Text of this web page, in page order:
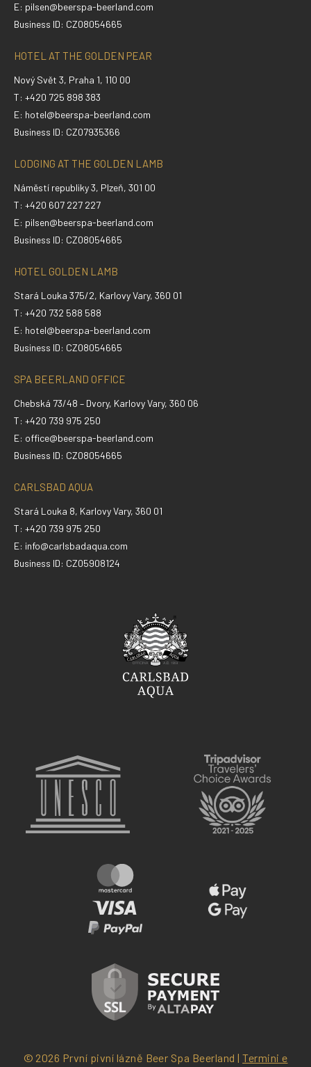
E: pilsen@beerspa-beerland.com
Business ID: CZ08054665
HOTEL AT THE GOLDEN PEAR
Nový Svět 3, Praha 1, 110 00
T: +420 725 898 383
E: hotel@beerspa-beerland.com
Business ID: CZ07935366
LODGING AT THE GOLDEN LAMB
Náměstí republiky 3, Plzeň, 301 00
T: +420 607 227 227
E: pilsen@beerspa-beerland.com
Business ID: CZ08054665
HOTEL GOLDEN LAMB
Stará Louka 375/2, Karlovy Vary, 360 01
T: +420 732 588 588
E: hotel@beerspa-beerland.com
Business ID: CZ08054665
SPA BEERLAND OFFICE
Chebská 73/48 – Dvory, Karlovy Vary, 360 06
T: +420 739 975 250
E: office@beerspa-beerland.com
Business ID: CZ08054665
CARLSBAD AQUA
Stará Louka 8, Karlovy Vary, 360 01
T: +420 739 975 250
E: info@carlsbadaqua.com
Business ID: CZ05908124
© 2026 První pivní lázně Beer Spa Beerland |Termini e